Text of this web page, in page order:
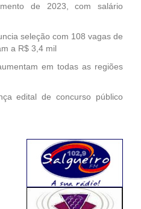
de 2023, com salário
seleção com 108 vagas de
a R$ 3,4 mil
em todas as regiões
edital de concurso público